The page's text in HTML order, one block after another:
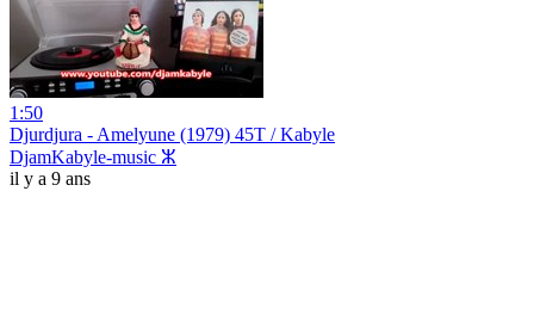
1:50
Djurdjura - Amelyune (1979) 45T / Kabyle
DjamKabyle-music ⵣ
il y a 9 ans